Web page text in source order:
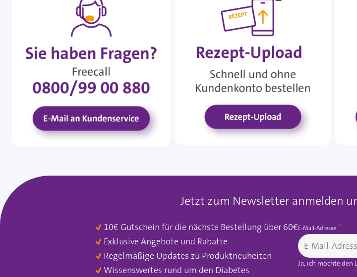
Jetzt zum Newsletter anmelden
10€ Gutschein für die nächste Bestellung über 60€
Exklusive Angebote und Rabatte
Regelmäßige Updates zu Produktneuheiten
Wissenswertes rund um den Diabetes
E-Mail-Adresse
Ja, ich möchte den